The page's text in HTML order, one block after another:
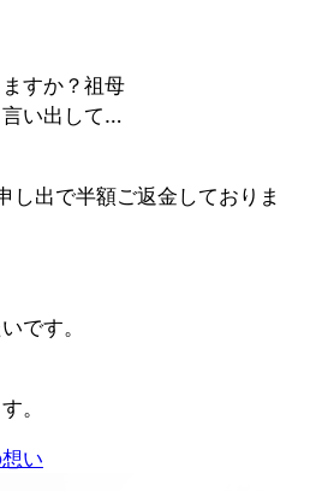
すか？祖母
い出して…
し出で半額ご返金しておりま
です。
。
い